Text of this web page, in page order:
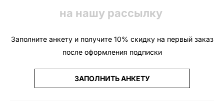
на нашу рассылку
Заполните анкету и получите 10% скидку на первый заказ
после оформления подписки
ЗАПОЛНИТЬ АНКЕТУ